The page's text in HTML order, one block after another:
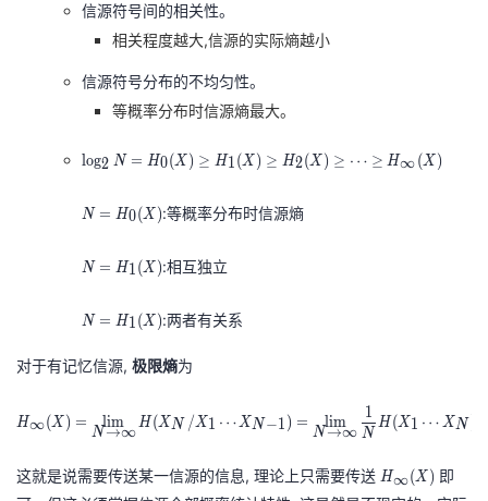
的
课
程
我
的
认
我
的
我
Programs
技
术
支
的
云
声
信源符号间的相关性。
相关程度越大,信源的实际熵越小
信源符号分布的不均匀性。
等概率分布时信源熵最大。
\l
g
{
=
0
log2 N = H0(X ) ≥ H1(X ) ≥ H2(X ) ≥ ⋯ ≥ H∞(X )
N
H
{
}
N = H0(X ):等概率分布时信源熵
N
H
{
X
)
N = H1(X ):相互独立
N
H
{
}
(
N = H1(X ):两者有关系
对于有记忆信源, 极限熵为
H_{\infty}(X)=\lim _{N
H∞(X ) =
N→∞
lim H (XN /X1 ⋯XN−1) =
N→∞
lim
N
1
H(X1 ⋯ XN
这就是说需要传送某一信源的信息, 理论上只需要传送 H
_
H∞(X ) 即